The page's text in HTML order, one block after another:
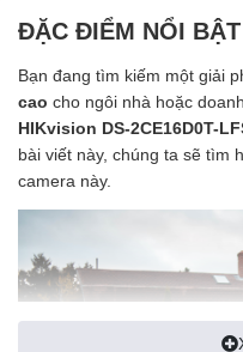
ĐẶC ĐIỂM NỔI BẬT
Bạn đang tìm kiếm một giải
cao cho ngôi nhà hoặc
HIKvision DS-2CE16D0T-
bài viết này, chúng ta sẽ tìm
camera này.